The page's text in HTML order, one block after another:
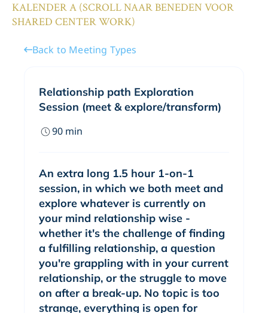
KALENDER A (SCROLL NAAR BENEDEN VOOR
SHARED CENTER WORK)